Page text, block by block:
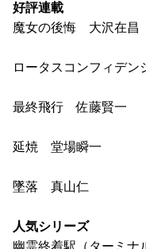
好評連載
魔女の後悔 大沢在昌
ロータスコンフィデ
最終飛行 佐藤賢一
延焼 堂場瞬一
墜落 真山仁
人気シリーズ